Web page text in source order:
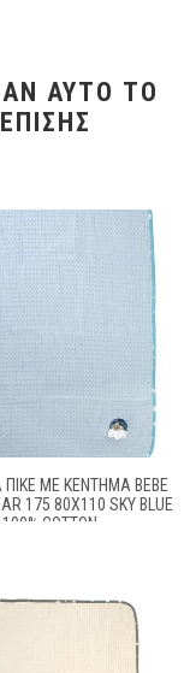
ΑΥΤΌ ΤΟ
ΠΙΚΈ ΜΕ ΚΈΝΤΗΜΑ BEBE
175 80X110 SKY BLUE
100% COTTON